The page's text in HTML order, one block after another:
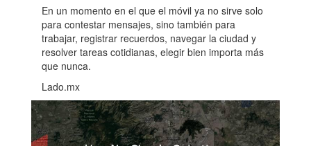
En un momento en el que el móvil ya no sirve solo
para contestar mensajes, sino también para
trabajar, registrar recuerdos, navegar la ciudad y
resolver tareas cotidianas, elegir bien importa más
que nunca.
Lado.mx